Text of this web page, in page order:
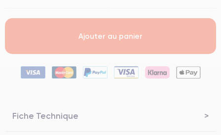
Ajouter au panier
Fiche Technique